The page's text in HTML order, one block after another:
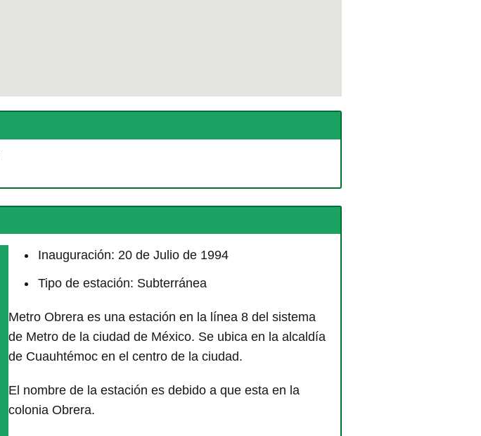
Inauguración: 20 de Julio de 1994
Tipo de estación: Subterránea
Metro Obrera es una estación en la línea 8 del sistema
de Metro de la ciudad de México. Se ubica en la alcaldía
de Cuauhtémoc en el centro de la ciudad.
El nombre de la estación es debido a que esta en la
colonia Obrera.